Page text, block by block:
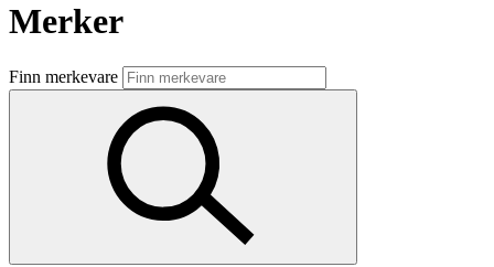
Butikker
Mat og drikke
Aktiviteter
Merker
Finn merkevare